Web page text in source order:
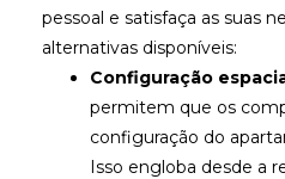
pessoal e satisfaça as suas
alternativas disponíveis:
Configuração
permitem que os
configuração do
Isso engloba desde a